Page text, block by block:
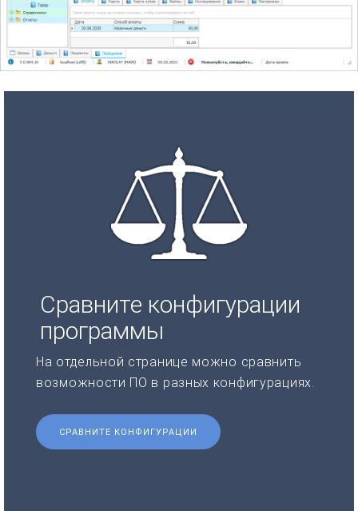
Сравните конфигурации
программы
На отдельной странице можно сравнить
возможности ПО в разных конфигурациях.
СРАВНИТЕ КОНФИГУРАЦИИ